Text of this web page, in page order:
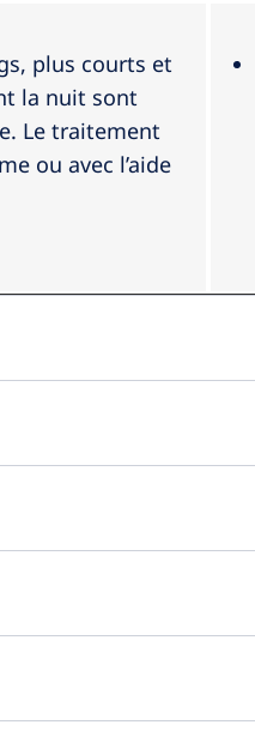
Medical Care
plus courts et
la nuit sont
Le traitement
ou avec l’aide